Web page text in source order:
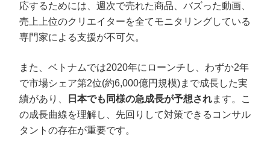
応するためには、週次で売れた商品、バズった動画、
売上上位のクリエイターを全てモニタリングしている
専門家による支援が不可欠。
また、ベトナムでは2020年にローンチし、わずか2年
で市場シェア第2位(約6,000億円規模)まで成長した実
績があり、
日本でも同様の急成長が予想されます。こ
の成長曲線を理解し、先回りして対策できるコンサル
タントの存在が重要です。